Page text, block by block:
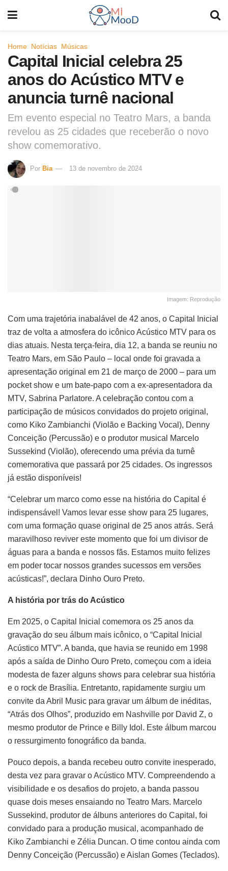
Home Notícias Músicas
Capital Inicial celebra 25
anos do Acústico MTV e
anuncia turnê nacional
Em evento especial no Teatro Mars, a banda
revelou as 25 cidades que receberão o novo
show comemorativo.
Por Bia 13 de novembro de 2024
Imagem: Reprodução
Com uma trajetória inabalável de 42 anos, o Capital Inicial
traz de volta a atmosfera do icônico Acústico MTV para os
dias atuais. Nesta terça-feira, dia 12, a banda se reuniu no
Teatro Mars, em São Paulo – local onde foi gravada a
apresentação original em 21 de março de 2000 – para um
pocket show e um bate-papo com a ex-apresentadora da
MTV, Sabrina Parlatore. A celebração contou com a
participação de músicos convidados do projeto original,
como Kiko Zambianchi (Violão e Backing Vocal), Denny
Conceição (Percussão) e o produtor musical Marcelo
Sussekind (Violão), oferecendo uma prévia da turnê
comemorativa que passará por 25 cidades. Os ingressos
já estão disponíveis!
“Celebrar um marco como esse na história do Capital é
indispensável! Vamos levar esse show para 25 lugares,
com uma formação quase original de 25 anos atrás. Será
maravilhoso reviver este momento que foi um divisor de
águas para a banda e nossos fãs. Estamos muito felizes
em poder tocar nossos grandes sucessos em versões
acústicas!”, declara Dinho Ouro Preto.
A história por trás do Acústico
Em 2025, o Capital Inicial comemora os 25 anos da
gravação do seu álbum mais icônico, o “Capital Inicial
Acústico MTV”. A banda, que havia se reunido em 1998
após a saída de Dinho Ouro Preto, começou com a ideia
modesta de fazer alguns shows para celebrar sua história
e o rock de Brasília. Entretanto, rapidamente surgiu um
convite da Abril Music para gravar um álbum de inéditas,
“Atrás dos Olhos”, produzido em Nashville por David Z, o
mesmo produtor de Prince e Billy Idol. Este álbum marcou
o ressurgimento fonográfico da banda.
Pouco depois, a banda recebeu outro convite inesperado,
desta vez para gravar o Acústico MTV. Compreendendo a
visibilidade e os desafios do projeto, a banda passou
quase dois meses ensaiando no Teatro Mars. Marcelo
Sussekind, produtor de álbuns anteriores do Capital, foi
convidado para a produção musical, acompanhado de
Kiko Zambianchi e Zélia Duncan. O time contou ainda com
Denny Conceição (Percussão) e Aislan Gomes (Teclados).